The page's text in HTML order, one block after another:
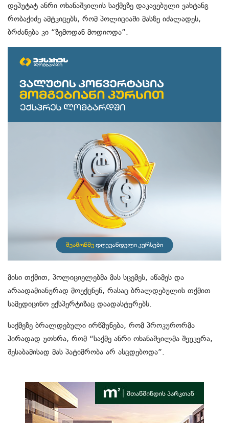
დეპუტატ ანრი ოხანაშვილის საქმეზე დაკავებული ვახტანგ
რობაქიძე ამტკიცებს, რომ პოლიციაში მასზე იძალადეს,
ბრძანება კი “ზემოდან მოდიოდა”.
მისი თქმით, პოლიციელებმა მას სცემეს, აწამეს და
არაადამიანურად მოექცნენ, რასაც ბრალდებულის თქმით
სამედიცინო ექსპერტიზაც დაადასტურებს.
საქმეზე ბრალდებული ირწმუნება, რომ პროკურორმა
პირადად უთხრა, რომ “საქმე ანრი ოხანაშვილმა შეუკერა,
შესაბამისად მას პატიმრობა არ ასცდებოდა”.